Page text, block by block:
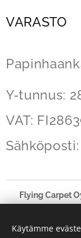
VARASTO
Y-tunnus:
VAT:
Sähköposti:
Flying Carpet
Käytämme